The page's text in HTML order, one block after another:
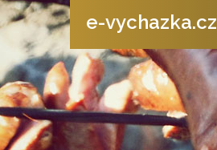
e-vychazka.cz